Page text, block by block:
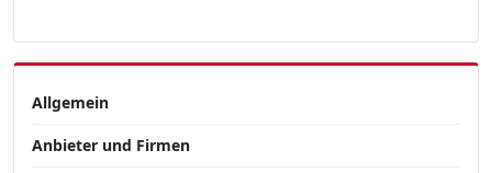
Allgemein
Anbieter und Firmen